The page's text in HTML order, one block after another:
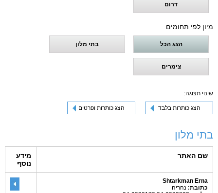
דרום
מיון לפי תחומים
הצג הכל בתי מלון
צימרים
שינוי תצוגה:
הצג כותרות בלבד הצג כותרות ופרטים
בתי מלון
שם האתר
מידע
נוסף
Shtarkman Erna
כתובת: נהריה